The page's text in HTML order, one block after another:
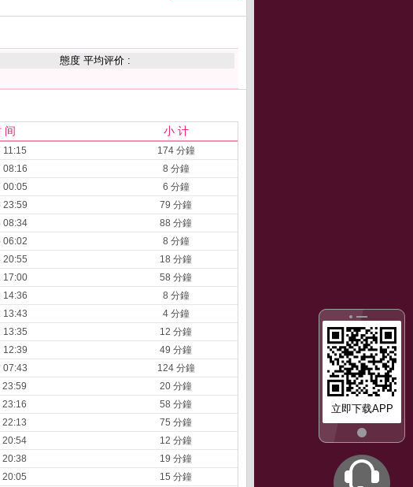
立即下载APP
態度 平均评价 :
间 小 计
11:15
174 分鐘
08:16
8 分鐘
00:05
6 分鐘
23:59
79 分鐘
08:34
88 分鐘
06:02
8 分鐘
20:55
18 分鐘
17:00
58 分鐘
14:36
8 分鐘
13:43
4 分鐘
13:35
12 分鐘
12:39
49 分鐘
07:43
124 分鐘
23:59
20 分鐘
23:16
58 分鐘
22:13
75 分鐘
20:54
12 分鐘
20:38
19 分鐘
20:05 15 分鐘